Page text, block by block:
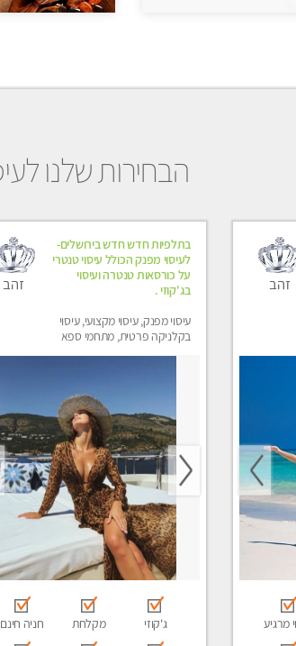
הבחירות שלנו
זהב
מרגיע
בתלפיות חדש חדש בירושלים-
לעיסוי מפנק הכולל עיסוי טנטרי
על כורסאות טנטרה ועיסוי
בג'קוזי .
עיסוי מפנק, עיסוי מקצועי, עיסוי
בקלניקה פרטית, מתחמי ספא
זהב
ג'קוזי מקלחת חניה חינם